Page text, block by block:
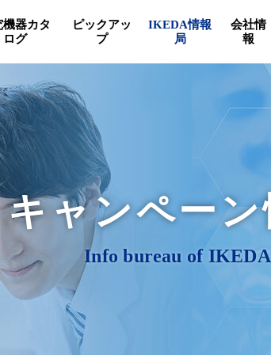
機器カタ
ログ
ピックアッ
プ
IKEDA情報
局
会社情
報
キャンペー